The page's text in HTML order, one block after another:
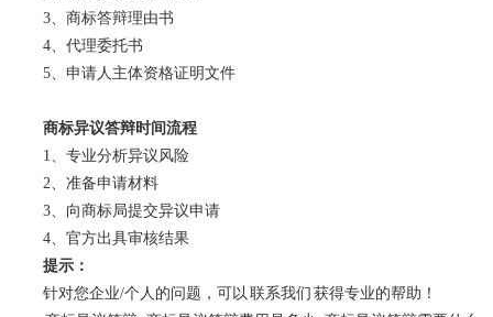
3、商标答辩理由书
4、代理委托书
5、申请人主体资格证明文件
商标异议答辩时间流程
1、专业分析异议风险
2、准备申请材料
3、向商标局提交异议申请
4、官方出具审核结果
提示：
针对您企业/个人的问题，可以 联系我们 获得专业的帮助！